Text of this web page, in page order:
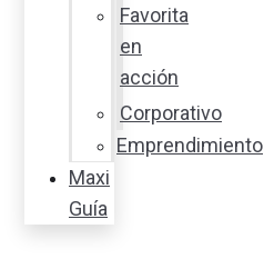
Favorita
en
acción
Corporativo
Emprendimiento
Maxi
Guía